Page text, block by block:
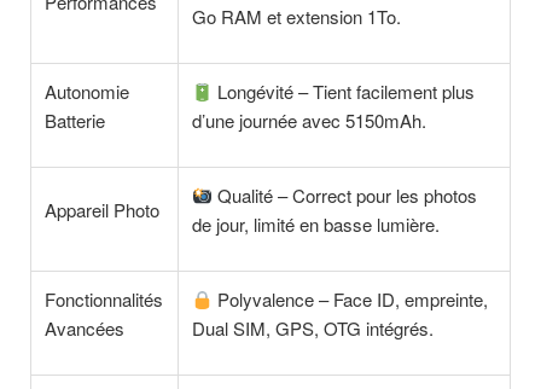
Go RAM et extension 1To.
Autonomie
Batterie
Longévité – Tient facilement plus
d’une journée avec 5150mAh.
Appareil Photo
Qualité – Correct pour les photos
de jour, limité en basse lumière.
Fonctionnalités
Avancées
Polyvalence – Face ID, empreinte,
Dual SIM, GPS, OTG intégrés.